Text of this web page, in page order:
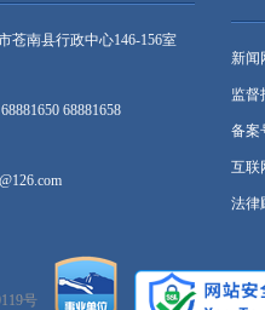
苍南县行政中心146-156室
68881658
新闻
监督
备案
互联
法律
号